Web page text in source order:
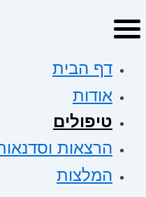
דף הבית
אודות
טיפולים
הרצאות וסדנאות
המלצות